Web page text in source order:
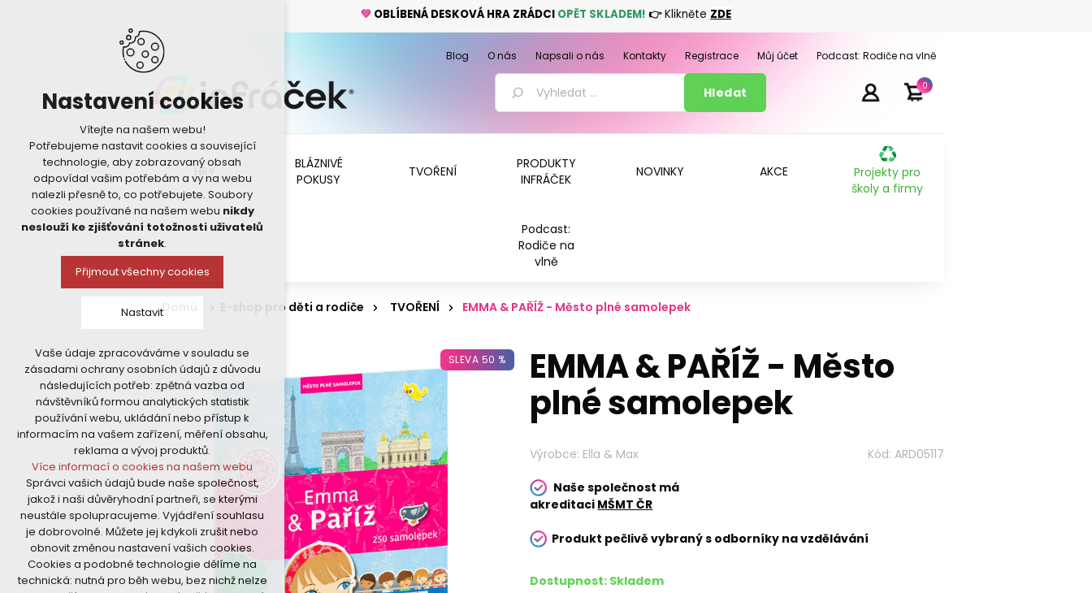
💚 OBLÍBENÁ DESKOVÁ HRA ZRÁDCI OPĚT SKLADEM! 👉Klikněte ZDE
Nastavení cookies
Vítejte na našem webu!
Potřebujeme nastavit cookies a související
technologie, aby zobrazovaný obsah
odpovídal vašim potřebám a vy na webu
nalezli přesně to, co potřebujete. Soubory
cookies používané na našem webu nikdy
neslouží ke zjišťování totožnosti uživatelů
stránek.
Přijmout všechny cookies
Nastavit
Technická cookies
nutná pro provozování webu
udržení kontextu stránek (session):
případná přihlášení, volby jazyka, apod.
Volitelná cookies
analytická pro anonymizované
vyhodnocení návštěvnosti
marketingová cookies (Google)
Více informací o cookies na našem webu
Přijmout všechny cookies
Odmítnout vše
Vaše údaje zpracováváme v souladu se
zásadami ochrany osobních údajů z důvodu
následujících potřeb: zpětná vazba od
návštěvníků formou analytických statistik
používání webu, ukládání nebo přístup k
informacím na vašem zařízení, měření obsahu,
reklama a vývoj produktů.
Více informací o cookies na našem webu
Správci vašich údajů bude naše společnost,
jakož i naši důvěryhodní partneři, se kterými
neustále spolupracujeme. Vyjádření souhlasu
je dobrovolné. Můžete jej kdykoli zrušit nebo
obnovit změnou nastavení vašich cookies.
Cookies a podobné technologie dělíme na
technická: nutná pro běh webu, bez nichž nelze
0
HRY
BLÁZNIVÉ
POKUSY
TVOŘENÍ
PRODUKTY
INFRÁČEK
NOVINKY AKCE
Projekty pro
školy a firmy
Podcast:
Rodiče na
vlně
Blog O nás Napsali o nás Kontakty Registrace Můj účet Podcast: Rodiče na vlně
Domů E-shop pro děti a rodiče TVOŘENÍ EMMA & PAŘÍŽ - Město plné samolepek
SLEVA 50 %
EMMA & PAŘÍŽ - Město
plné samolepek
Výrobce: Ella & Max Kód: ARD05117
Naše společnost má
akreditaci MŠMT ČR
Produkt pečlivě vybraný s odborníky na vzdělávání
Dostupnost: Skladem